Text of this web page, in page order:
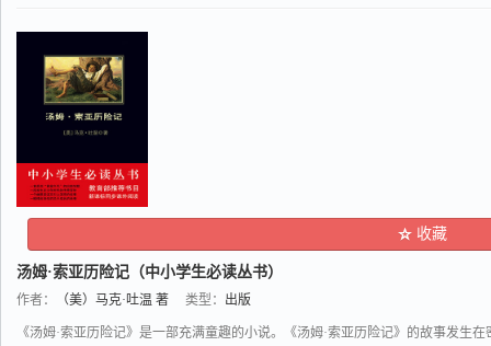
收藏
汤姆·索亚历险记（中小学生必读丛书）
作者： （美）马克·吐温 著 类型： 出版
《汤姆·索亚历险记》是一部充满童趣的小说。《汤姆·索亚历险记》的故事发生